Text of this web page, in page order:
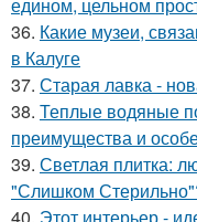
36. Какие музеи,
в Калуге
37. Старая лавка -
38. Теплые водяные
преимущества и
39. Светлая плитка:
"Слишком
40. Этот интерьер -